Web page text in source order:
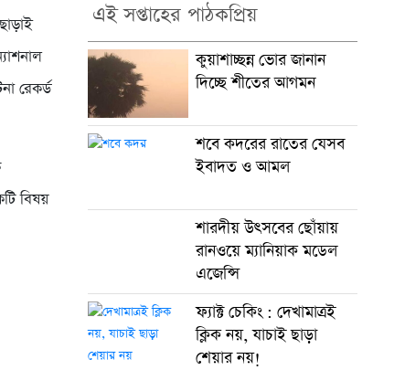
রেকর্ড
বিষয়
এই সপ্তাহের পাঠকপ্রিয়
কুয়াশাচ্ছন্ন ভোর জানান
দিচ্ছে শীতের আগমন
শবে কদরের রাতের যেসব
ইবাদত ও আমল
শারদীয় উৎসবের ছোঁয়ায়
রানওয়ে ম্যানিয়াক মডেল
এজেন্সি
ফ্যাক্ট চেকিং : দেখামাত্রই
ক্লিক নয়, যাচাই ছাড়া
শেয়ার নয়!